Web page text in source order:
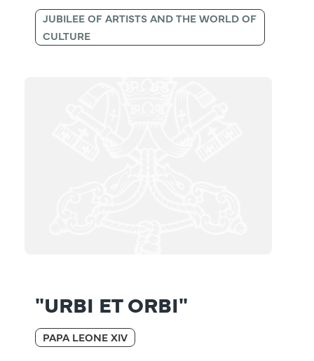
JUBILEE OF ARTISTS AND THE WORLD OF
CULTURE
"URBI ET ORBI"
PAPA LEONE XIV